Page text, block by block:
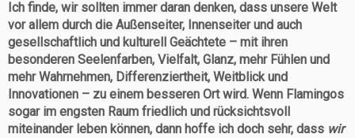
Ich finde, wir sollten immer daran denken, dass unsere Welt
vor allem durch die Außenseiter, Innenseiter und auch
gesellschaftlich und kulturell Geächtete – mit ihren
besonderen Seelenfarben, Vielfalt, Glanz, mehr Fühlen und
mehr Wahrnehmen, Differenziertheit, Weitblick und
Innovationen – zu einem besseren Ort wird. Wenn Flamingos
sogar im engsten Raum friedlich und rücksichtsvoll
miteinander leben können, dann hoffe ich doch sehr, dass wir